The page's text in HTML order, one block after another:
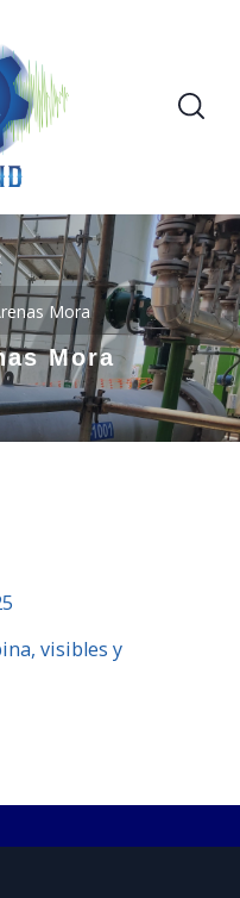
Mora
Mora
visibles y